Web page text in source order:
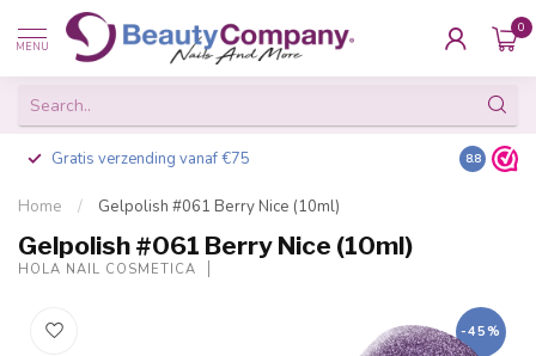
MENU
0
Gratis verzending vanaf €75 Besteld
8.8
Home / Gelpolish #061 Berry Nice (10ml)
Gelpolish #061 Berry Nice (10ml)
HOLA NAIL COSMETICA
-45%